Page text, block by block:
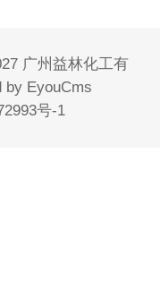
广州益林化工有
EyouCms
号-1